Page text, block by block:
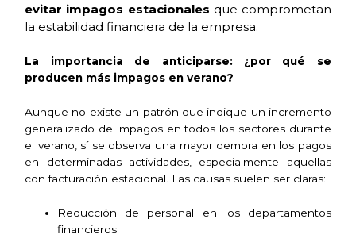
evitar impagos estacionales que comprometan
la estabilidad financiera de la empresa.
La importancia de anticiparse: ¿por qué se
producen más impagos en verano?
Aunque no existe un patrón que indique un incremento
generalizado de impagos en todos los sectores durante
el verano, sí se observa una mayor demora en los pagos
en determinadas actividades, especialmente aquellas
con facturación estacional. Las causas suelen ser claras:
Reducción de personal en los departamentos
financieros.